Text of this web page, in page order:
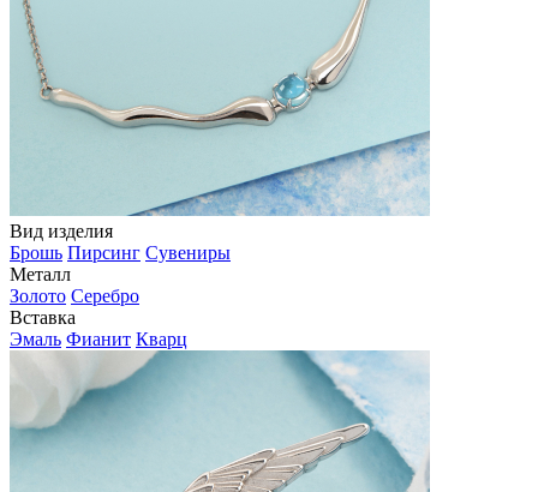
Вид изделия
Брошь Пирсинг Сувениры
Металл
Золото Серебро
Вставка
Эмаль Фианит Кварц